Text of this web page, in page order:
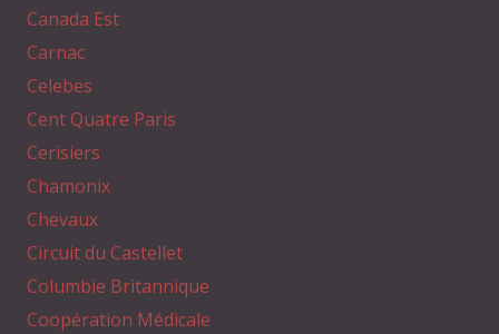
Canada Est
Carnac
Celebes
Cent Quatre Paris
Cerisiers
Chamonix
Chevaux
Circuit du Castellet
Columbie Britannique
Coopération Médicale